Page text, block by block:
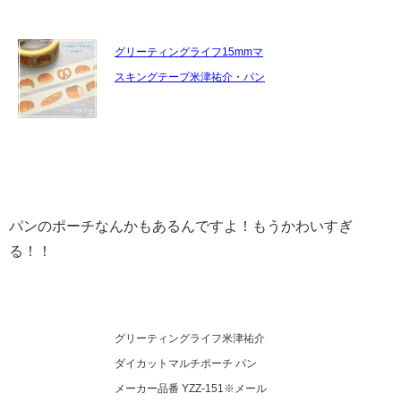
グリーティングライフ15mmマ
スキングテープ米津祐介・パン
パンのポーチなんかもあるんですよ！もうかわいすぎ
る！！
グリーティングライフ米津祐介
ダイカットマルチポーチ パン
メーカー品番 YZZ-151※メール